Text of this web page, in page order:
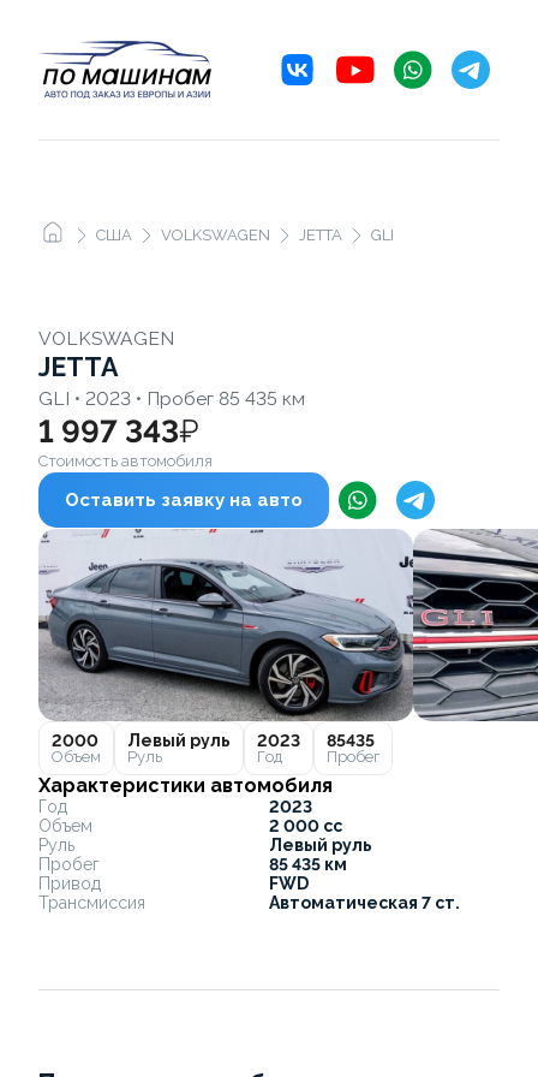
США VOLKSWAGEN JETTA GLI
VOLKSWAGEN
JETTA
GLI • 2023 • Пробег 85 435 км
1 997 343₽
Стоимость автомобиля
Оставить заявку на авто
2000
Объем
Левый руль
Руль
2023
Год
85435
Пробег
Характеристики автомобиля
Год
2023
Объем
2 000 cc
Руль
Левый руль
Пробег
85 435 км
Привод
FWD
Трансмиссия
Автоматическая 7 ст.